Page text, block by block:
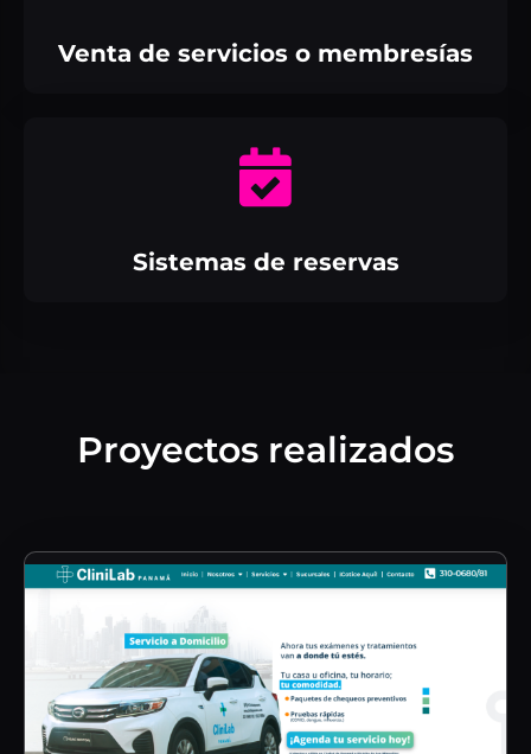
Venta de servicios o membresías
Sistemas de reservas
Proyectos realizados